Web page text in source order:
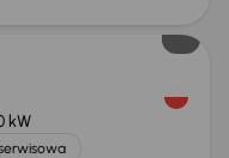
kW